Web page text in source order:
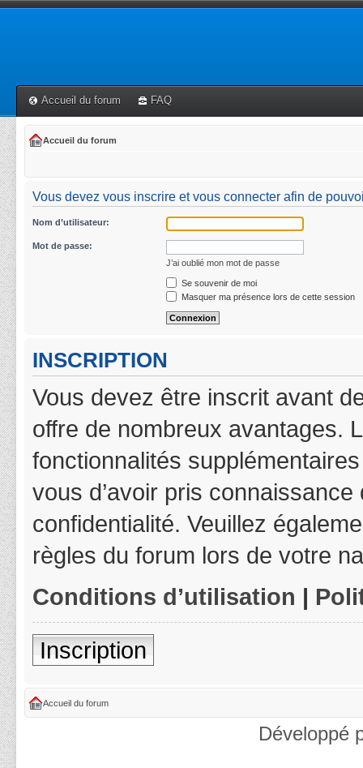
Accueil du forum FAQ
Accueil du forum
Vous devez vous inscrire et vous connecter afin de
Nom d’utilisateur:
Mot de passe:
J’ai oublié mon mot de passe
Se souvenir de moi
Masquer ma présence lors de cette session
INSCRIPTION
Vous devez être inscrit avant
offre de nombreux avantages.
fonctionnalités
vous d’avoir pris
confidentialité. Veuillez
règles du forum lors de votre
Conditions d’utilisation |
Inscription
Accueil du forum
Développé